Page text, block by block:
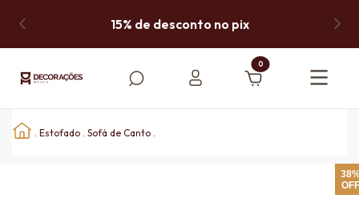
15% de desconto no pix
0
Estofado Sofá de Canto